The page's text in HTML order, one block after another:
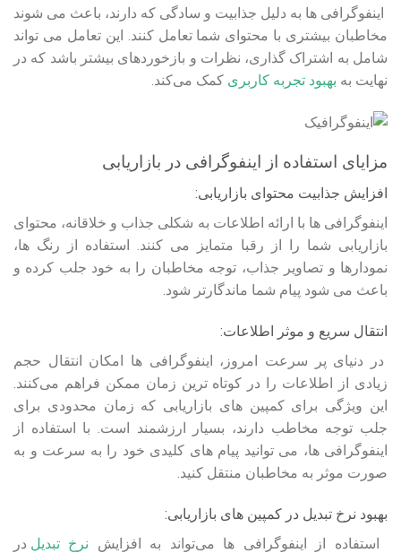
اینفوگرافی ها به دلیل جذابیت و سادگی که دارند، باعث می‌ شوند
مخاطبان بیشتری با محتوای شما تعامل کنند. این تعامل می‌ تواند
شامل به اشتراک‌ گذاری، نظرات و بازخوردهای بیشتر باشد که در
نهایت به بهبود تجربه کاربری کمک می‌کند.
مزایای استفاده از اینفوگرافی در بازاریابی
افزایش جذابیت محتوای بازاریابی:
اینفوگرافی ها با ارائه اطلاعات به شکلی جذاب و خلاقانه، محتوای
بازاریابی شما را از رقبا متمایز می‌ کنند. استفاده از رنگ‌ ها،
نمودارها و تصاویر جذاب، توجه مخاطبان را به خود جلب کرده و
باعث می‌ شود پیام شما ماندگارتر شود.
انتقال سریع و موثر اطلاعات:
در دنیای پر سرعت امروز، اینفوگرافی ها امکان انتقال حجم
زیادی از اطلاعات را در کوتاه‌ ترین زمان ممکن فراهم می‌کنند.
این ویژگی برای کمپین‌ های بازاریابی که زمان محدودی برای
جلب توجه مخاطب دارند، بسیار ارزشمند است. با استفاده از
اینفوگرافی ها، می‌ توانید پیام‌ های کلیدی خود را به سرعت و به
صورت موثر به مخاطبان منتقل کنید.
بهبود نرخ تبدیل در کمپین‌ های بازاریابی:
استفاده از اینفوگرافی ها می‌تواند به افزایش نرخ تبدیل در